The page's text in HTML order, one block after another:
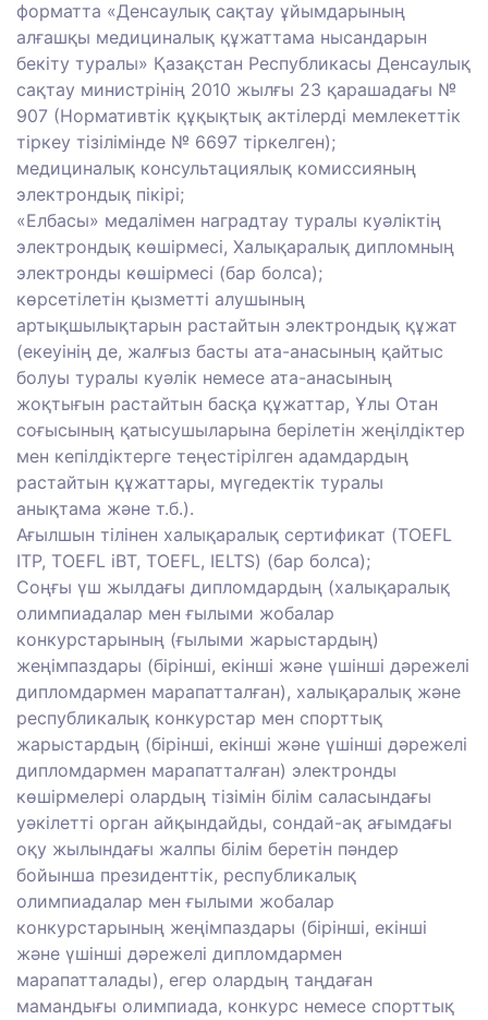
форматта «Денсаулық сақтау ұйымдарының
алғашқы медициналық құжаттама нысандарын
бекіту туралы» Қазақстан Республикасы Денсаулық
сақтау министрінің 2010 жылғы 23 қарашадағы №
907 (Нормативтік құқықтық актілерді мемлекеттік
тіркеу тізілімінде № 6697 тіркелген);
медициналық консультациялық комиссияның
электрондық пікірі;
«Елбасы» медалімен наградтау туралы куәліктің
электрондық көшірмесі, Халықаралық дипломның
электронды көшірмесі (бар болса);
көрсетілетін қызметті алушының
артықшылықтарын растайтын электрондық құжат
(екеуінің де, жалғыз басты ата-анасының қайтыс
болуы туралы куәлік немесе ата-анасының
жоқтығын растайтын басқа құжаттар, Ұлы Отан
соғысының қатысушыларына берілетін жеңілдіктер
мен кепілдіктерге теңестірілген адамдардың
растайтын құжаттары, мүгедектік туралы
анықтама және т.б.).
Ағылшын тілінен халықаралық сертификат (TOEFL
ITP, TOEFL iBT, TOEFL, IELTS) (бар болса);
Соңғы үш жылдағы дипломдардың (халықаралық
олимпиадалар мен ғылыми жобалар
конкурстарының (ғылыми жарыстардың)
жеңімпаздары (бірінші, екінші және үшінші дәрежелі
дипломдармен марапатталған), халықаралық және
республикалық конкурстар мен спорттық
жарыстардың (бірінші, екінші және үшінші дәрежелі
дипломдармен марапатталған) электронды
көшірмелері олардың тізімін білім саласындағы
уәкілетті орган айқындайды, сондай-ақ ағымдағы
оқу жылындағы жалпы білім беретін пәндер
бойынша президенттік, республикалық
олимпиадалар мен ғылыми жобалар
конкурстарының жеңімпаздары (бірінші, екінші
және үшінші дәрежелі дипломдармен
марапатталады), егер олардың таңдаған
мамандығы олимпиада, конкурс немесе спорттық